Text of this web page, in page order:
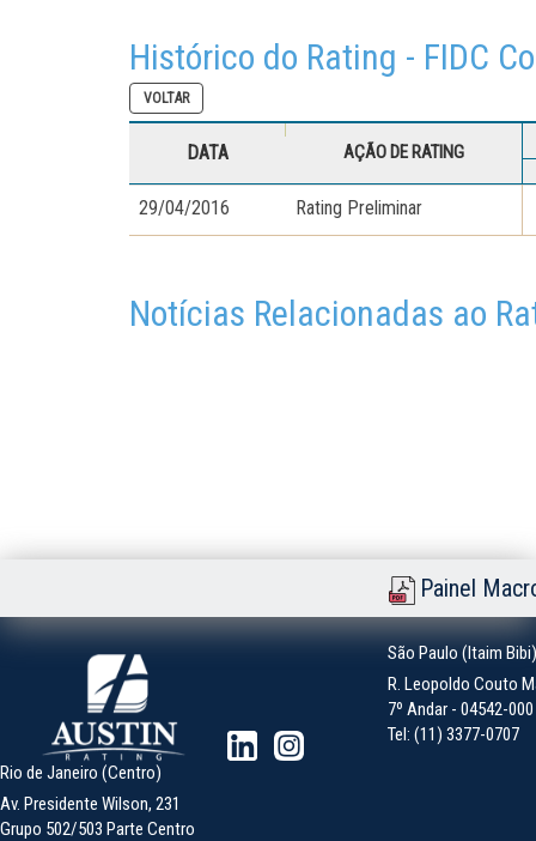
Histórico do Rating - FIDC
VOLTAR
DATA AÇÃO DE RATING
29/04/2016 Rating Preliminar
Notícias Relacionadas ao
Painel
São Paulo (Itaim Bibi)
R. Leopoldo Couto
7º Andar - 04542-
Tel: (11) 3377-0707
Rio de Janeiro (Centro)
Av. Presidente Wilson, 231
Grupo 502/503 Parte Centro